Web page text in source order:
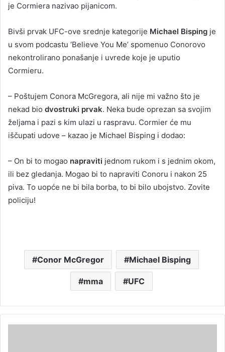
je Cormiera nazivao pijanicom.
Bivši prvak UFC-ove srednje kategorije Michael Bisping je
u svom podcastu ‘Believe You Me’ spomenuo Conorovo
nekontrolirano ponašanje i uvrede koje je uputio
Cormieru.
– Poštujem Conora McGregora, ali nije mi važno što je
nekad bio dvostruki prvak. Neka bude oprezan sa svojim
željama i pazi s kim ulazi u raspravu. Cormier će mu
iščupati udove – kazao je Michael Bisping i dodao:
– On bi to mogao napraviti jednom rukom i s jednim okom,
ili bez gledanja. Mogao bi to napraviti Conoru i nakon 25
piva. To uopće ne bi bila borba, to bi bilo ubojstvo. Zovite
policiju!
Conor McGregor Michael Bisping
mma UFC